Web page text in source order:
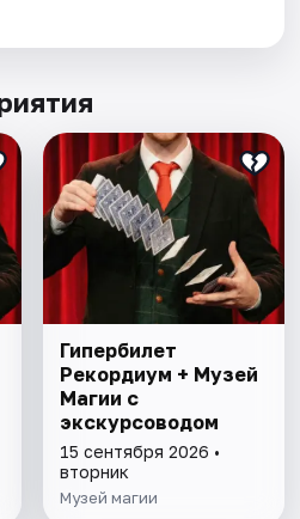
Гипербилет
Рекордиум + Музей
Магии с
экскурсоводом
15 сентября 2026 •
вторник
Музей магии